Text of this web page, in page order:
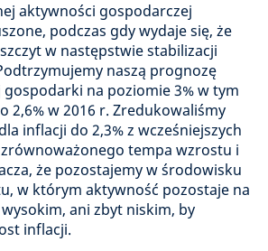
aktywności gospodarczej
podczas gdy wydaje się, że
w następstwie stabilizacji
naszą prognozę
na poziomie 3% w tym
2,6% w 2016 r. Zredukowaliśmy
inflacji do 2,3% z wcześniejszych
zrównoważonego tempa wzrostu i
że pozostajemy w środowisku
w którym aktywność pozostaje na
ani zbyt niskim, by
inflacji.